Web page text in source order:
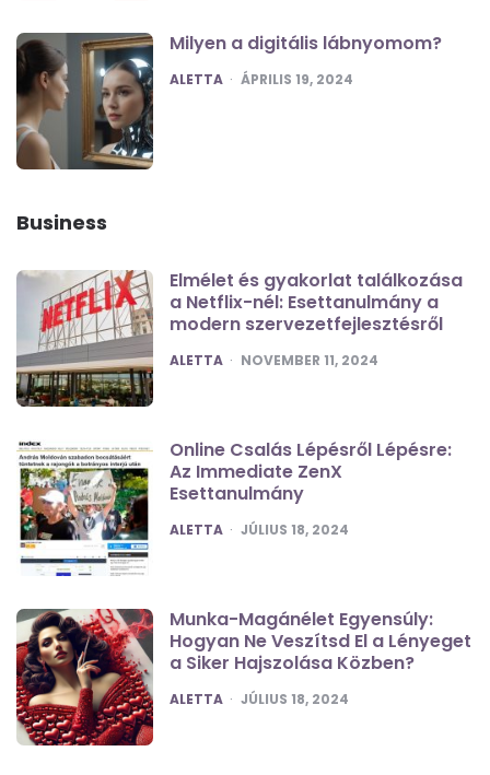
Milyen a digitális lábnyomom?
POSTED
ALETTA ÁPRILIS 19, 2024
Business
Elmélet és gyakorlat találkozása
a Netflix-nél: Esettanulmány a
modern szervezetfejlesztésről
POSTED
ALETTA NOVEMBER 11, 2024
Online Csalás Lépésről Lépésre:
Az Immediate ZenX
Esettanulmány
POSTED
ALETTA JÚLIUS 18, 2024
Munka-Magánélet Egyensúly:
Hogyan Ne Veszítsd El a Lényeget
a Siker Hajszolása Közben?
POSTED
ALETTA JÚLIUS 18, 2024